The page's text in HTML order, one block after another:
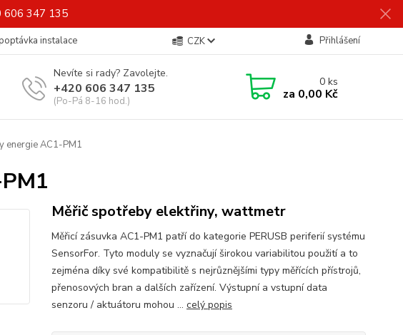
606 347 135
instalace CZK Přihlášení
Nevíte si rady? Zavolejte.
+420 606 347 135
(Po-Pá 8-16 hod.)
0ks
za 0,00 Kč
energie AC1-PM1
Měřič spotřeby elektřiny, wattmetr
Měřicí zásuvka AC1-PM1 patří do kategorie PERUSB periferií systému
SensorFor. Tyto moduly se vyznačují širokou variabilitou použití a to
zejména díky své kompatibilitě s nejrůznějšími typy měřících přístrojů,
přenosových bran a dalších zařízení. Výstupní a vstupní data
senzoru / aktuátoru mohou ... celý popis